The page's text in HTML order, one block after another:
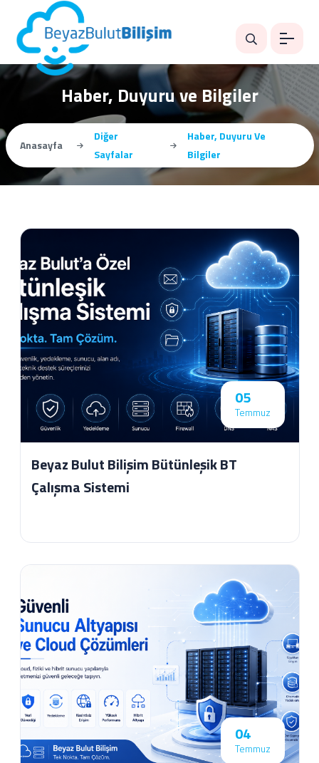
Haber, Duyuru ve Bilgiler
Anasayfa
Diğer
Sayfalar
Haber, Duyuru Ve
Bilgiler
05
Temmuz
Beyaz Bulut Bilişim Bütünleşik BT
Çalışma Sistemi
04
Temmuz